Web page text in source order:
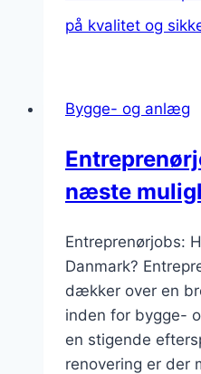
på kvalitet og
Bygge- og anlæg
næste
Entreprenørjobs:
Danmark?
dækker over en
inden for bygge-
en stigende
renovering er der